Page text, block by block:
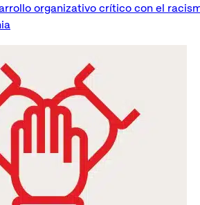
organizativo crítico con el